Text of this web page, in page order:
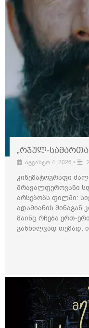
„რჯულ-
აგვისტო 4, 2026 •
კინემატოგრაფი
მრავალფეროვანი
არსებობს ფილმი:
ადამიანის შინაგან
მაინც რჩება ერთ-
განხილვად თემად,